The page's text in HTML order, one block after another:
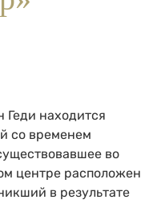
Геди находится
со временем
во
центре расположен
в результате